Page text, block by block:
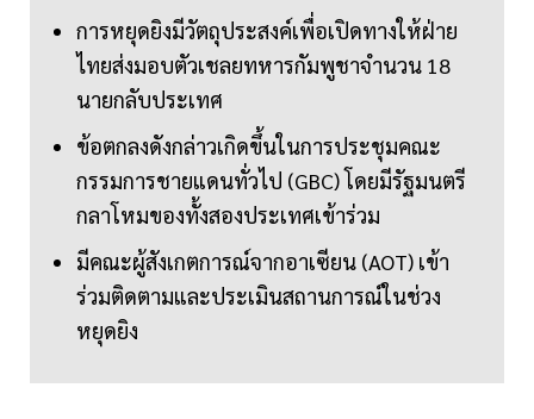
การหยุดยิงมีวัตถุประสงค์เพื่อเปิดทางให้ฝ่าย
ไทยส่งมอบตัวเชลยทหารกัมพูชาจำนวน 18
นายกลับประเทศ
ข้อตกลงดังกล่าวเกิดขึ้นในการประชุมคณะ
กรรมการชายแดนทั่วไป (GBC) โดยมีรัฐมนตรี
กลาโหมของทั้งสองประเทศเข้าร่วม
มีคณะผู้สังเกตการณ์จากอาเซียน (AOT) เข้า
ร่วมติดตามและประเมินสถานการณ์ในช่วง
หยุดยิง